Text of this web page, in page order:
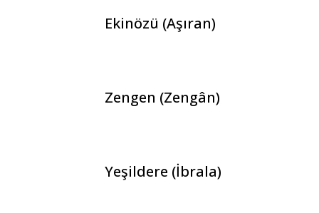
Ekinözü (Aşıran)
Zengen (Zengân)
Yeşildere (İbrala)